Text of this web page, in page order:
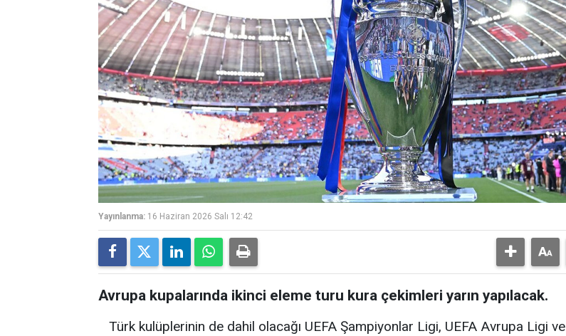
Yayınlanma: 16 Haziran 2026 Salı 12:42
Avrupa kupalarında ikinci eleme turu kura çekimleri yarın yapılacak.
Türk kulüplerinin de dahil olacağı UEFA Şampiyonlar Ligi, UEFA Avrupa Ligi ve